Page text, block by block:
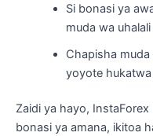
Si bonasi ya
muda wa
Chapisha
yoyote
Zaidi ya hayo,
bonasi ya amana, ikitoa